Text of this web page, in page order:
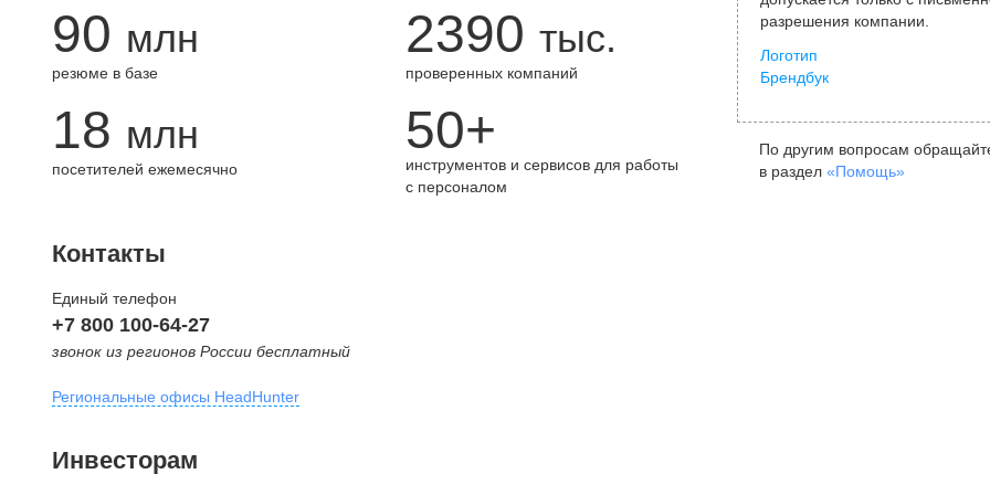
90 млн
резюме в базе
2390 тыс.
проверенных компаний
18 млн
посетителей ежемесячно
50+
инструментов и сервисов для работы
с персоналом
разрешения компании.
Логотип
Брендбук
По другим вопросам
в раздел «Помощь»
Контакты
Единый телефон
+7 800 100-64-27
звонок из регионов России бесплатный
Региональные офисы HeadHunter
внутригородская территория
Инвесторам